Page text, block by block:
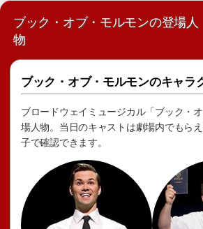
ブック・オブ・モルモンの登場人
物
ブック・オブ・モルモンのキャラ
ブロードウェイミュージカル「ブック・
場人物。当日のキャストは劇場内でもら
子で確認できます。